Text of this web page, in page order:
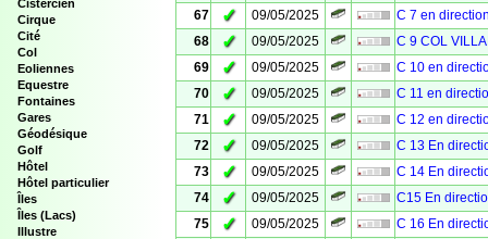
Cistercien
Cirque
Cité
Col
Eoliennes
Equestre
Fontaines
Gares
Géodésique
Golf
Hôtel
Hôtel particulier
Îles
Îles (Lacs)
Illustre
67
✓ 09/05/2025
C 7 en
68
✓ 09/05/2025
C 9 COL
69
✓ 09/05/2025
C 10 en
70
✓ 09/05/2025
C 11 en
71
✓ 09/05/2025
C 12 en
72
✓ 09/05/2025
C 13 En
73
✓ 09/05/2025
C 14 En
74
✓ 09/05/2025
C15 En
75
✓ 09/05/2025
C 16 En